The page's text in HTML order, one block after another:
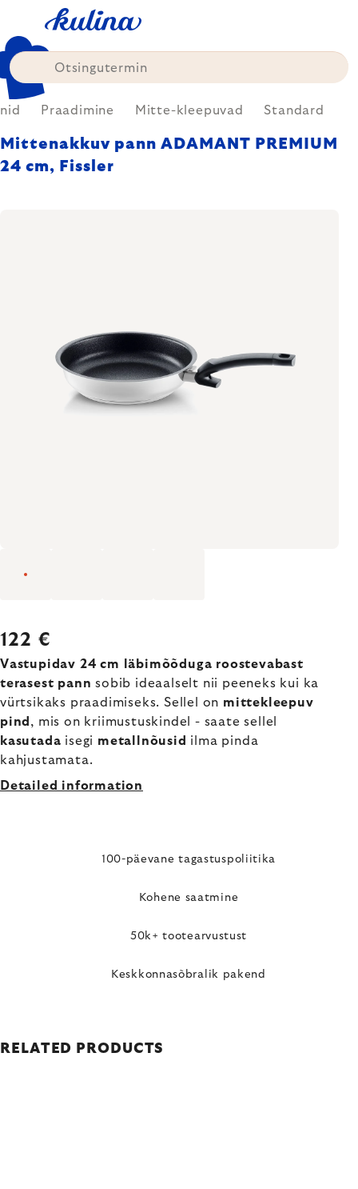
content
Praadimine Mitte-kleepuvad Standard
Mittenakkuv pann ADAMANT PREMIUM
24 cm, Fissler
122 €
Vastupidav 24 cm läbimõõduga roostevabast
terasest pann sobib ideaalselt nii peeneks kui ka
vürtsikaks praadimiseks. Sellel on mittekleepuv
pind , mis on kriimustuskindel - saate sellel
kasutada isegi metallnõusid ilma pinda
kahjustamata.
Detailed information
100-päevane tagastuspoliitika
Kohene saatmine
50k+ tootearvustust
Keskkonnasõbralik pakend
RELATED PRODUCTS